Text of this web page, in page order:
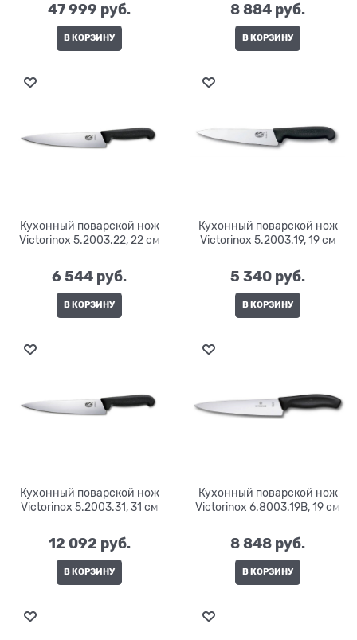
47 999 руб.
В КОРЗИНУ
8 884 руб.
В КОРЗИНУ
Кухонный поварской нож
Victorinox 5.2003.22, 22 см
6 544 руб.
В КОРЗИНУ
Кухонный поварской нож
Victorinox 5.2003.19, 19 см
5 340 руб.
В КОРЗИНУ
Кухонный поварской нож
Victorinox 5.2003.31, 31 см
12 092 руб.
В КОРЗИНУ
Кухонный поварской нож
Victorinox 6.8003.19B, 19 см
8 848 руб.
В КОРЗИНУ